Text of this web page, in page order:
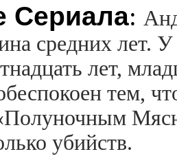
Сериала:
средних лет.
лет,
тем,
убийств.